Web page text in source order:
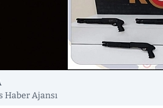
Haber Ajansı